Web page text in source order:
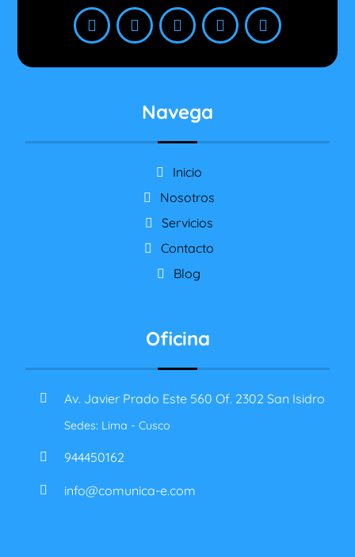
Navega
Inicio
Nosotros
Servicios
Contacto
Blog
Oficina
Av. Javier Prado Este 560 Of. 2302 San Isidro
Sedes: Lima - Cusco
944450162
info@comunica-e.com